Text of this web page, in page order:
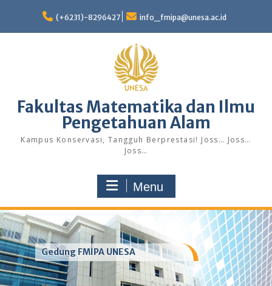
content
(+6231)-8296427 info_fmipa@unesa.ac.id
Fakultas Matematika dan Ilmu
Pengetahuan Alam
Kampus Konservasi, Tangguh Berprestasi! Joss… Joss…
Joss…
Menu
Gedung FMIPA UNESA